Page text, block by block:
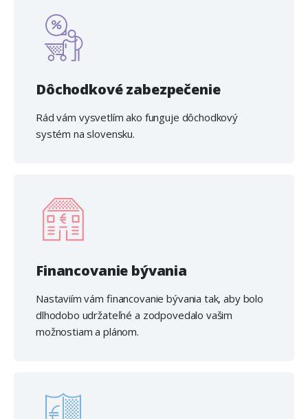
Dôchodkové zabezpečenie
Rád vám vysvetlím ako funguje dôchodkový
systém na slovensku.
Financovanie bývania
Nastaviím vám financovanie bývania tak, aby bolo
dlhodobo udržateľné a zodpovedalo vašim
možnostiam a plánom.